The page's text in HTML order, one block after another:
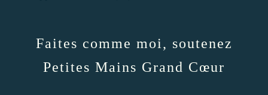
Faites comme moi, soutenez
Petites Mains Grand Cœur